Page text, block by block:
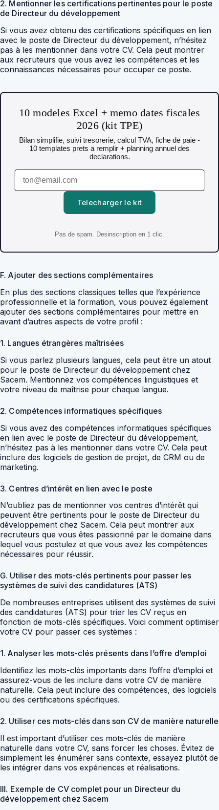
2. Mentionner les certifications pertinentes pour le poste
de Directeur du développement
Si vous avez obtenu des certifications spécifiques en lien
avec le poste de Directeur du développement, n’hésitez
pas à les mentionner dans votre CV. Cela peut montrer
aux recruteurs que vous avez les compétences et les
connaissances nécessaires pour occuper ce poste.
10 modeles Excel + memo dates fiscales
2026 (kit TPE)
Bilan simplifie, suivi tresorerie, calcul TVA, fiche de paie -
10 templates prets a remplir + planning annuel des
declarations.
Telecharger le kit
Pas de spam. Desinscription en 1 clic.
F. Ajouter des sections complémentaires
En plus des sections classiques telles que l’expérience
professionnelle et la formation, vous pouvez également
ajouter des sections complémentaires pour mettre en
avant d’autres aspects de votre profil :
1. Langues étrangères maîtrisées
Si vous parlez plusieurs langues, cela peut être un atout
pour le poste de Directeur du développement chez
Sacem. Mentionnez vos compétences linguistiques et
votre niveau de maîtrise pour chaque langue.
2. Compétences informatiques spécifiques
Si vous avez des compétences informatiques spécifiques
en lien avec le poste de Directeur du développement,
n’hésitez pas à les mentionner dans votre CV. Cela peut
inclure des logiciels de gestion de projet, de CRM ou de
marketing.
3. Centres d’intérêt en lien avec le poste
N’oubliez pas de mentionner vos centres d’intérêt qui
peuvent être pertinents pour le poste de Directeur du
développement chez Sacem. Cela peut montrer aux
recruteurs que vous êtes passionné par le domaine dans
lequel vous postulez et que vous avez les compétences
nécessaires pour réussir.
G. Utiliser des mots-clés pertinents pour passer les
systèmes de suivi des candidatures (ATS)
De nombreuses entreprises utilisent des systèmes de suivi
des candidatures (ATS) pour trier les CV reçus en
fonction de mots-clés spécifiques. Voici comment optimiser
votre CV pour passer ces systèmes :
1. Analyser les mots-clés présents dans l’offre d’emploi
Identifiez les mots-clés importants dans l’offre d’emploi et
assurez-vous de les inclure dans votre CV de manière
naturelle. Cela peut inclure des compétences, des logiciels
ou des certifications spécifiques.
2. Utiliser ces mots-clés dans son CV de manière naturelle
Il est important d’utiliser ces mots-clés de manière
naturelle dans votre CV, sans forcer les choses. Évitez de
simplement les énumérer sans contexte, essayez plutôt de
les intégrer dans vos expériences et réalisations.
III. Exemple de CV complet pour un Directeur du
développement chez Sacem